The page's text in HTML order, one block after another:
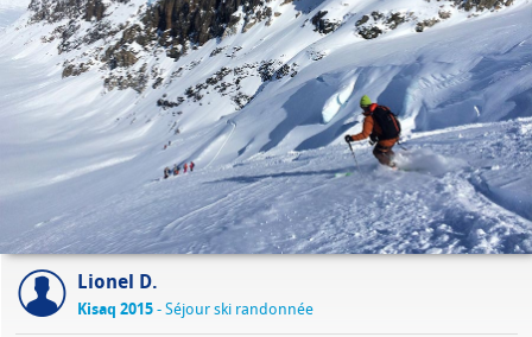
Lionel D.
Kisaq 2015- Séjour ski randonnée